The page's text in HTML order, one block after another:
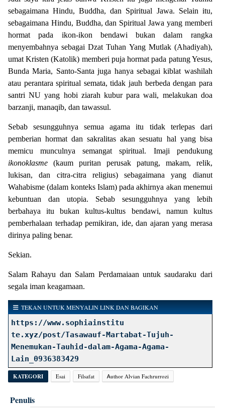
sebagaimana Hindu, Buddha, dan Spiritual Jawa. Selain itu,
sebagaimana Hindu, Buddha, dan Spiritual Jawa yang memberi
hormat pada ikon-ikon bendawi bukan dalam rangka
menyembahnya sebagai Dzat Tuhan Yang Mutlak (Ahadiyah),
umat Kristen (Katolik) memberi puja hormat pada patung Yesus,
Bunda Maria, Santo-Santa juga hanya sebagai kiblat washilah
atau perantara spiritual semata, tidak jauh berbeda dengan para
santri NU yang hobi ziarah kubur para wali, melakukan doa
barzanji, manaqib, dan tawassul.
Sebab sesungguhnya semua agama itu tidak terlepas dari
pemberian hormat dan sakralitas akan sesuatu hal yang bisa
memicu munculnya semangat spiritual. Imaji pendukung
ikonoklasme (kaum puritan perusak patung, makam, relik,
lukisan, dan citra-citra religius) sebagaimana yang dianut
Wahabisme (dalam konteks Islam) pada akhirnya akan menemui
kebuntuan dan utopia. Sebab sesungguhnya yang lebih
berbahaya itu bukan kultus-kultus bendawi, namun kultus
pemberhalaan terhadap pemikiran, ide, dan ajaran yang merasa
dirinya paling benar.
Sekian.
Salam Rahayu dan Salam Perdamaiaan untuk saudaraku dari
segala iman keagamaan.
TEKAN UNTUK MENYALIN LINK DAN BAGIKAN
https://www.sophiainstitu
te.xyz/post/Tasawauf-Martabat-Tujuh-
Menemukan-Tauhid-dalam-Agama-Agama-
Lain_0936383429
KATEGORI Esai Filsafat Ꭺuthor Alvian Fachrurrozi
Penulis